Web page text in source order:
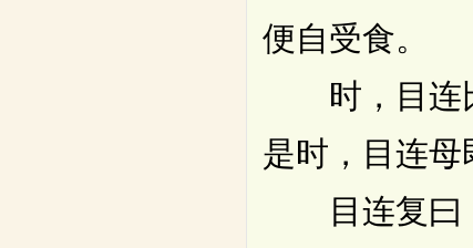
便自受食。
时，目连比
是时，目连母
目连复曰：